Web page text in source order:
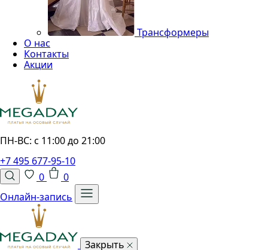
Трансформеры
О нас
Контакты
Акции
ПН-ВС: с 11:00 до 21:00
+7 495 677-95-10
0
0
Онлайн-запись
Закрыть